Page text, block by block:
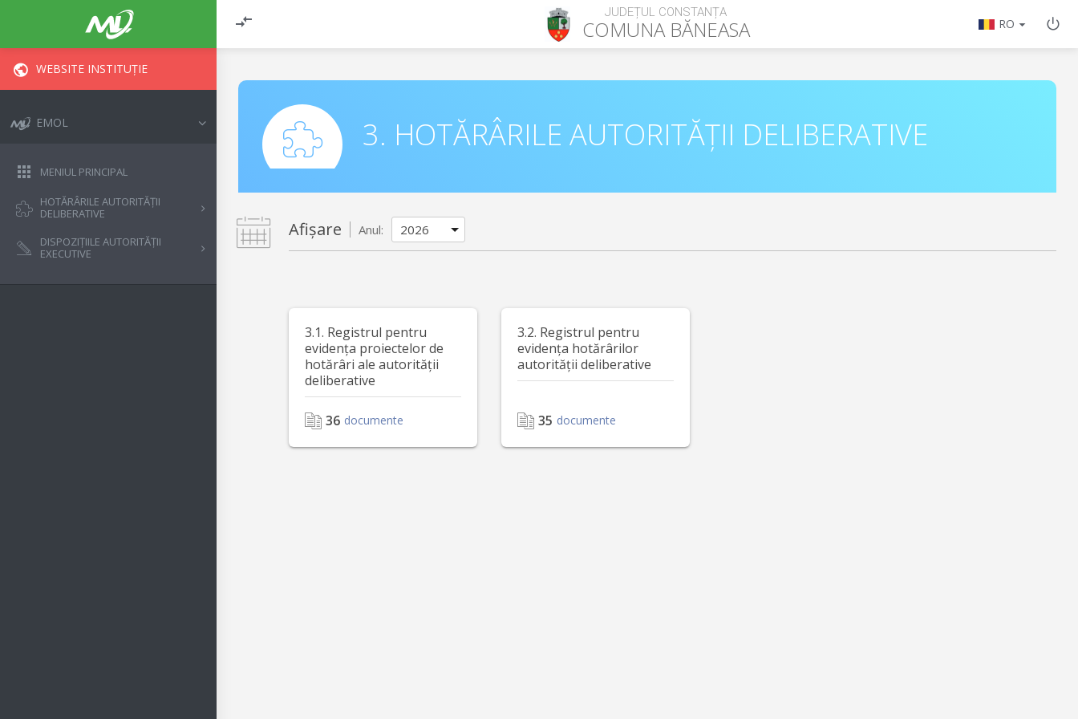
JUDEȚUL CONSTANȚA
COMUNA BĂNEASA RO
WEBSITE INSTITUȚIE
EMOL
MENIUL PRINCIPAL
HOTĂRÂRILE AUTORITĂȚII
DELIBERATIVE
DISPOZIȚIILE AUTORITĂȚII
EXECUTIVE
3. HOTĂRÂRILE AUTORITĂȚII DELIBERATIVE
Afișare Anul:
3.1. Registrul pentru
evidența proiectelor de
hotărâri ale autorității
deliberative
36 documente
3.2. Registrul pentru
evidența hotărârilor
autorității deliberative
35 documente